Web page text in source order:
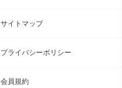
サイトマップ
プライバシーポリシー
会員規約